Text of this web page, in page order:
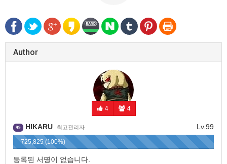
Author
4 4
Lv.99
99 HIKARU 최고관리자
725,825 (100%)
등록된 서명이 없습니다.